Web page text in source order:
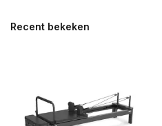
Recent bekeken